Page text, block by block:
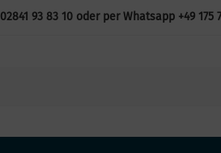
02841 93 83 10oder per Whatsapp +49 175